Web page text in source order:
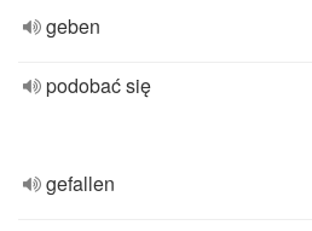
geben
podobać się
gefallen